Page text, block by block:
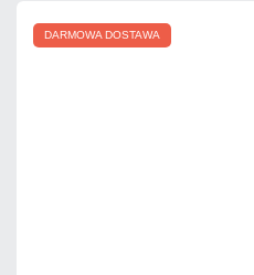
DARMOWA DOSTAWA